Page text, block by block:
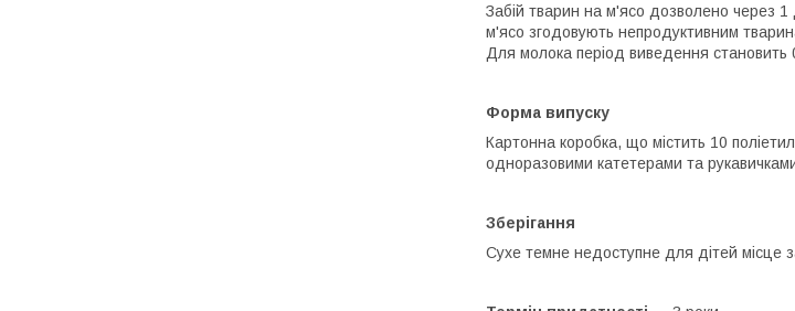
Забій тварин на м'ясо дозволено через 1
м'ясо згодовують непродуктивним
Для молока період виведення становить
Форма випуску
Картонна коробка, що містить 10
одноразовими катетерами та
Зберігання
Сухе темне недоступне для дітей місце